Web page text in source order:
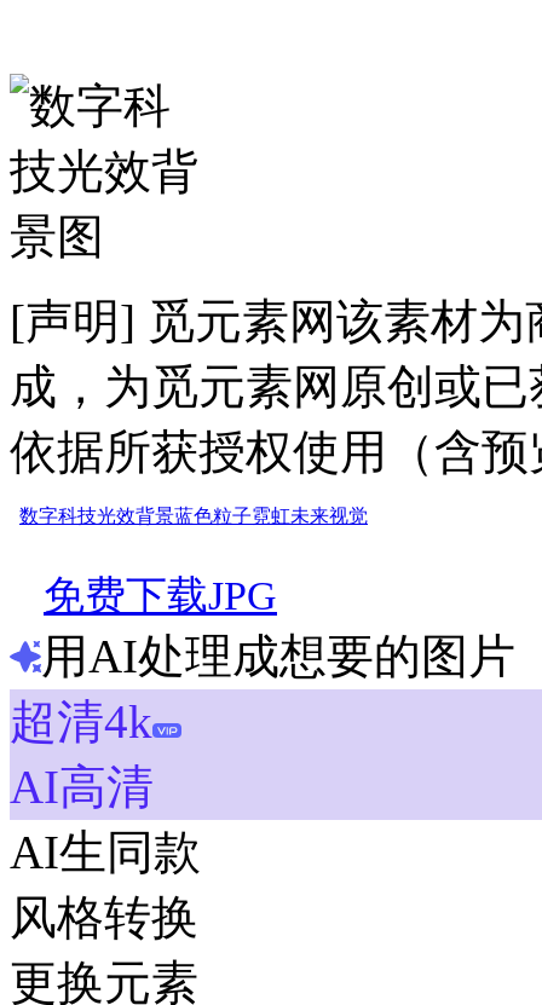
[声明] 觅元素网该素材
成，为觅元素网原创或
依据所获授权使用（含
数字科技光效背景蓝色粒子霓虹未来视觉
免费下载JPG
用AI处理成想要的图片
超清4k
AI高清
AI生同款
风格转换
更换元素